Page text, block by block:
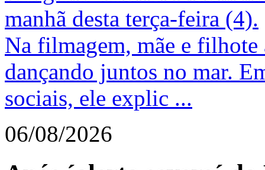
manhã desta terça-feira (4).
Na filmagem, mãe e filhote
dançando juntos no mar.
sociais, ele explic ...
06/08/2026